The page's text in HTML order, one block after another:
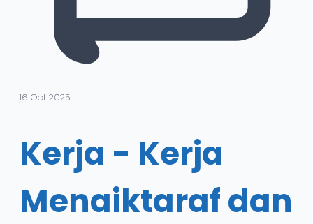
16 Oct 2025
Kerja - Kerja
Menaiktaraf dan